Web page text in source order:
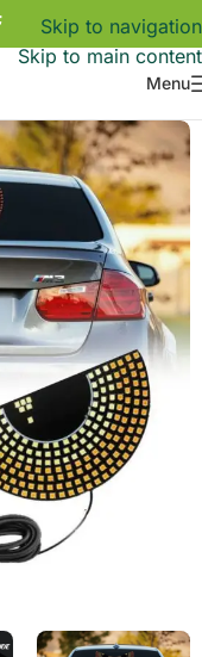
Skip to navigation
Skip to main content
Menu